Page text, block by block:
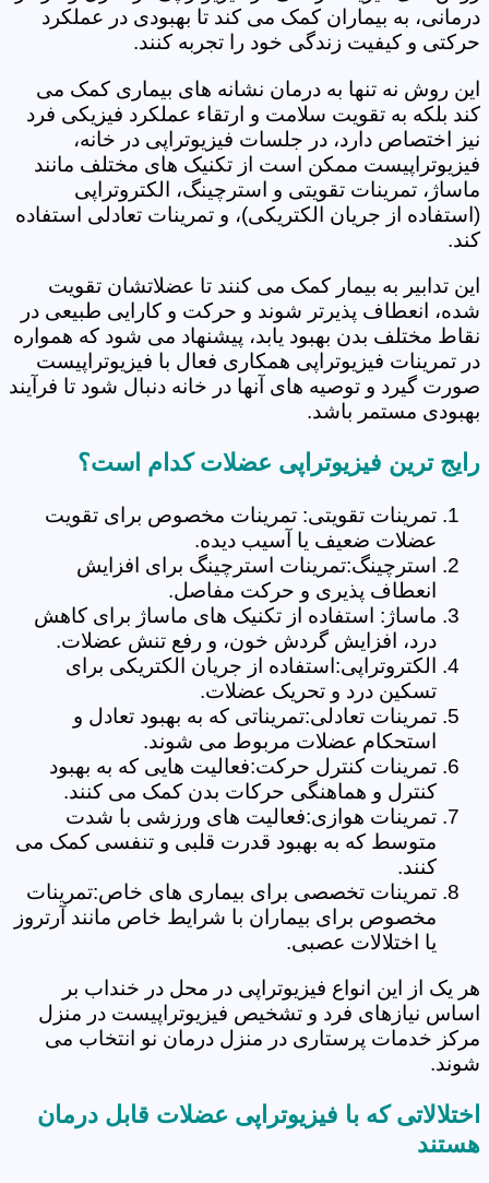
درمانی، به بیماران کمک می کند تا بهبودی در عملکرد
حرکتی و کیفیت زندگی خود را تجربه کنند.
این روش نه تنها به درمان نشانه های بیماری کمک می
کند بلکه به تقویت سلامت و ارتقاء عملکرد فیزیکی فرد
نیز اختصاص دارد، در جلسات فیزیوتراپی در خانه،
فیزیوتراپیست ممکن است از تکنیک های مختلف مانند
ماساژ، تمرینات تقویتی و استرچینگ، الکتروتراپی
(استفاده از جریان الکتریکی)، و تمرینات تعادلی استفاده
کند.
این تدابیر به بیمار کمک می کنند تا عضلاتشان تقویت
شده، انعطاف پذیرتر شوند و حرکت و کارایی طبیعی در
نقاط مختلف بدن بهبود یابد، پیشنهاد می شود که همواره
در تمرینات فیزیوتراپی همکاری فعال با فیزیوتراپیست
صورت گیرد و توصیه های آنها در خانه دنبال شود تا فرآیند
بهبودی مستمر باشد.
رایج ترین فیزیوتراپی عضلات کدام است؟
تمرینات تقویتی: تمرینات مخصوص برای تقویت
عضلات ضعیف یا آسیب دیده.
استرچینگ:تمرینات استرچینگ برای افزایش
انعطاف پذیری و حرکت مفاصل.
ماساژ: استفاده از تکنیک های ماساژ برای کاهش
درد، افزایش گردش خون، و رفع تنش عضلات.
الکتروتراپی:استفاده از جریان الکتریکی برای
تسکین درد و تحریک عضلات.
تمرینات تعادلی:تمریناتی که به بهبود تعادل و
استحکام عضلات مربوط می شوند.
تمرینات کنترل حرکت:فعالیت هایی که به بهبود
کنترل و هماهنگی حرکات بدن کمک می کنند.
تمرینات هوازی:فعالیت های ورزشی با شدت
متوسط که به بهبود قدرت قلبی و تنفسی کمک می
کنند.
تمرینات تخصصی برای بیماری های خاص:تمرینات
مخصوص برای بیماران با شرایط خاص مانند آرتروز
یا اختلالات عصبی.
هر یک از این انواع فیزیوتراپی در محل در خنداب بر
اساس نیازهای فرد و تشخیص فیزیوتراپیست در منزل
مرکز خدمات پرستاری در منزل درمان نو انتخاب می
شوند.
اختلالاتی که با فیزیوتراپی عضلات قابل درمان
هستند